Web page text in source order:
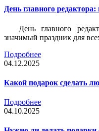
День главного
День главного
значимый праздник для
Подробнее
04.12.2025
Какой подарок сделать
Подробнее
04.10.2025